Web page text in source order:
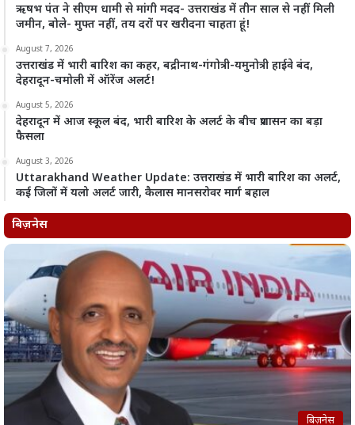
ऋषभ पंत ने सीएम धामी से मांगी मदद- उत्तराखंड में तीन साल से नहीं मिली
जमीन, बोले- मुफ्त नहीं, तय दरों पर खरीदना चाहता हूं!
August 7, 2026
उत्तराखंड में भारी बारिश का कहर, बद्रीनाथ-गंगोत्री-यमुनोत्री हाईवे बंद,
देहरादून-चमोली में ऑरेंज अलर्ट!
August 5, 2026
देहरादून में आज स्कूल बंद, भारी बारिश के अलर्ट के बीच प्रशासन का बड़ा
फैसला
August 3, 2026
Uttarakhand Weather Update: उत्तराखंड में भारी बारिश का अलर्ट,
कई जिलों में यलो अलर्ट जारी, कैलास मानसरोवर मार्ग बहाल
बिज़नेस
बिज़नेस